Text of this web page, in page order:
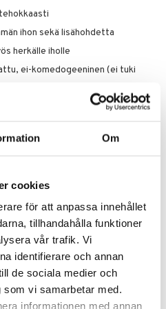
Om
cookies
för att anpassa innehållet
tillhandahålla funktioner
vår trafik. Vi
identifierare och annan
de sociala medier och
vi samarbetar med.
informationen med annan
ihon sekä lisähohdetta
herkälle iholle
ei-komedogeeninen (ei tuki
tuotteet on pakattu kierrätettäviin
Chemical Exfoliantia huolella
Jos levität kuorintavoidetta
levitä Buff'n Polish Gentle
yön yli.
SODIUM
GUM, BENZYL ALCOHOL,
(PHA),
BENZOATE, CALCIUM